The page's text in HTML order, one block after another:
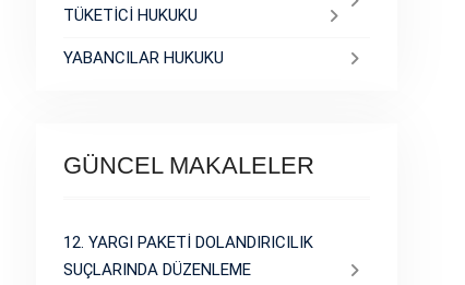
TÜKETİCİ HUKUKU
YABANCILAR HUKUKU
GÜNCEL MAKALELER
12. YARGI PAKETİ DOLANDIRICILIK
SUÇLARINDA DÜZENLEME